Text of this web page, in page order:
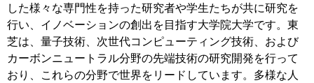
した様々な専門性を持った研究者や学生たちが共に研究を
行い、イノベーションの創出を目指す大学院大学です。東
芝は、量子技術、次世代コンピューティング技術、および
カーボンニュートラル分野の先端技術の研究開発を行って
おり、これらの分野で世界をリードしています。多様な人